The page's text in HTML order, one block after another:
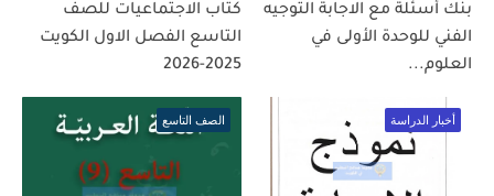
بنك أسئلة مع الاجابة التوجيه
الفني للوحدة الأولى في
العلوم...
كتاب الاجتماعيات للصف
التاسع الفصل الاول الكويت
2025-2026
أخبار الدراسة الصف التاسع